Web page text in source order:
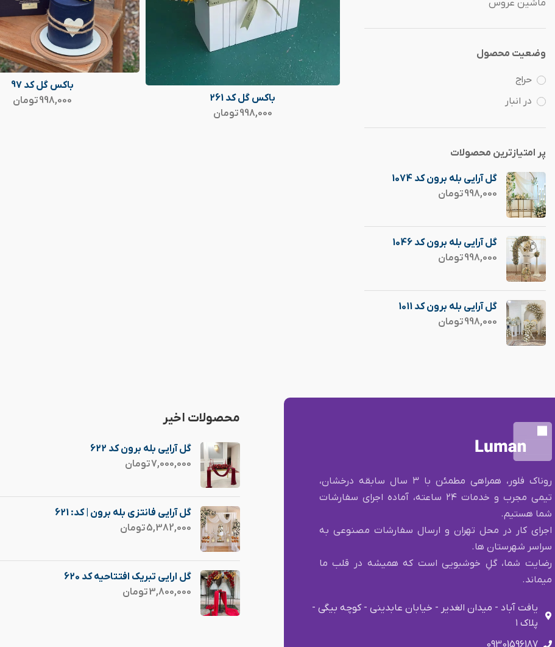
ماشین عروس
وضعیت محصول
حراج
در انبار
پر امتیازترین محصولات
گل آرایی بله برون کد 1074
998,000تومان
گل آرایی بله برون کد 1046
998,000تومان
گل آرایی بله برون کد 1011
998,000تومان
باکس گل کد 261
998,000تومان
باکس گل کد 97
998,000تومان
روناک فلور، همراهی مطمئن با ۳ سال سابقه درخشان،
تیمی مجرب و خدمات ۲۴ ساعته، آماده اجرای سفارشات
شما هستیم.
اجرای کار در محل تهران و ارسال سفارشات مصنوعی به
سراسر شهرستان ها.
رضایت شما، گلِ خوشبویی است که همیشه در قلب ما
میماند.
یافت آباد - میدان الغدیر - خیابان عابدینی - کوچه بیگی -
پلاک ۱
09301596187
محصولات اخیر
گل آرایی بله برون کد 622
7,000,000تومان
گل آرایی فانتزی بله برون | کد: 621
5,382,000تومان
گل ارایی تبریک افتتاحیه کد 620
3,800,000تومان